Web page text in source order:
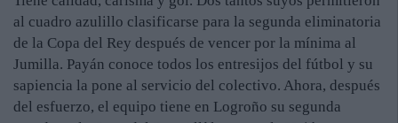
al cuadro azulillo clasificarse para la segunda eliminatoria
de la Copa del Rey después de vencer por la mínima al
Jumilla. Payán conoce todos los entresijos del fútbol y su
sapiencia la pone al servicio del colectivo. Ahora, después
del esfuerzo, el equipo tiene en Logroño su segunda